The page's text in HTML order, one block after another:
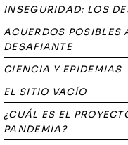
INSEGURIDAD: LOS
ACUERDOS
DESAFIANTE
CIENCIA Y EPIDEMIAS
EL SITIO VACÍO
¿CUÁL ES EL
PANDEMIA?